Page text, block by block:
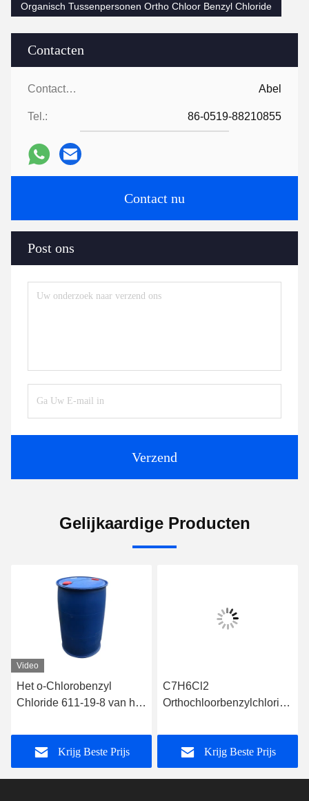
Contacten
Contacten: Abel
Tel.: 86-0519-88210855
Contact nu
Post ons
Verzend
Organisch Tussenpersonen Ortho Chloor Benzyl Chloride
Gelijkaardige Producten
Video
Het o-Chlorobenzyl
Chloride 611-19-8 van het
Krijg Beste Prijs
C7H6Cl2
Orthochloorbenzylchloride
tussenproducten
Krijg Beste Prijs